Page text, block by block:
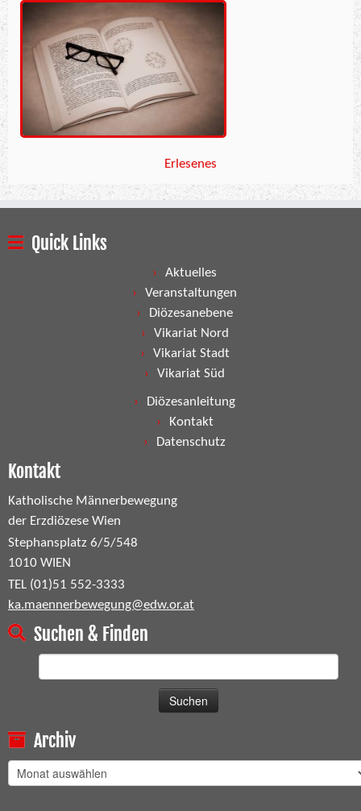
Erlesenes
Quick Links
Aktuelles
Veranstaltungen
Diözesanebene
Vikariat Nord
Vikariat Stadt
Vikariat Süd
Diözesanleitung
Kontakt
Datenschutz
Kontakt
Katholische Männerbewegung
der Erzdiözese Wien
Stephansplatz 6/5/548
1010 WIEN
TEL (01)51 552-3333
ka.maennerbewegung@edw.or.at
Suchen & Finden
Archiv
Archiv